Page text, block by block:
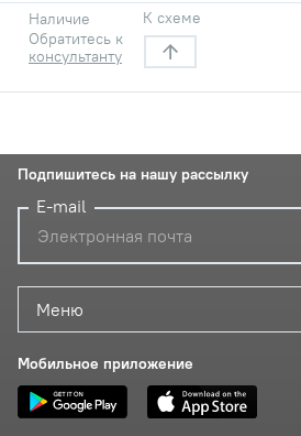
Наличие
Обратитесь к
консультанту
К схеме
Меню
Мобильное приложение
Подпишитесь на нашу рассылку
E-mail